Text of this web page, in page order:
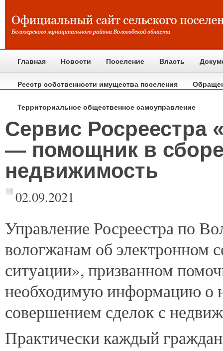
Главная Новости Поселение Власть
Реестр собственности имущества поселения
Территориальное общественное самоуправление
Сервис Росреестра
— помощник в
недвижимость
02.09.2021
Управление Росреестра по
вологжанам об электронном
ситуации», призванном
необходимую информацию о
совершением сделок с
Практически каждый